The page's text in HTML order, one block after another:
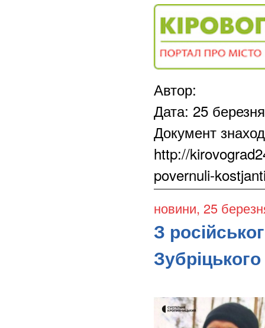
Автор:
Дата: 25
Документ
http://
povernuli-
новини, 25
З